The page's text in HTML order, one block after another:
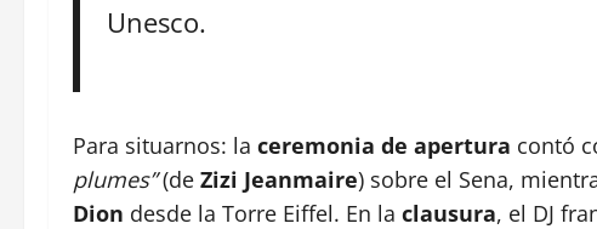
Unesco.
Para situarnos: la ceremonia de apertura contó
plumes”(de Zizi Jeanmaire) sobre el Sena,
Dion desde la Torre Eiffel. En la clausura, el DJ